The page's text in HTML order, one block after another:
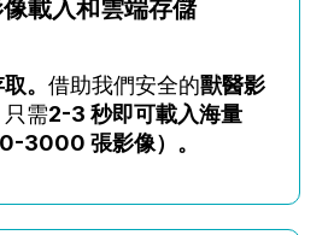
載入和雲端存儲
。 借助我們安全的獸醫影
只需2-3 秒即可載入海量
3000 張影像）。